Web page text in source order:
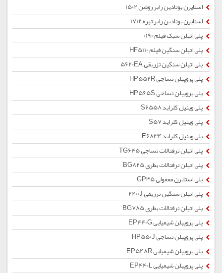
استایرن بوتادین رابر روشن 1502
استایرن بوتادین رابر تیره 1712
پلی اتیلن سبک فیلم 0190
پلی اتیلن سنگین فیلم HF5110
پلی اتیلن سنگین تزریقی 5620EA
پلی پروپیلن نساجی HP552R
پلی پروپیلن نساجی HP565S
پلی وینیل کلراید S6558
پلی وینیل کلراید S57
پلی وینیل کلراید E6834
پلی اتیلن ترفتالات نساجی TG645
پلی اتیلن ترفتالات بطری BG825
پلی استایرن معمولی GP35
پلی اتیلن سنگین تزریقی 2200J
پلی اتیلن ترفتالات بطری BG785
پلی پروپیلن شیمیایی EP440G
پلی پروپیلن نساجی HP550J
پلی پروپیلن شیمیایی EP548R
پلی پروپیلن شیمیایی EP440L